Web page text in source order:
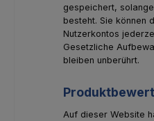
gespeichert,
besteht. Sie können
Nutzerkontos
Gesetzliche
bleiben unberührt.
Auf dieser Website